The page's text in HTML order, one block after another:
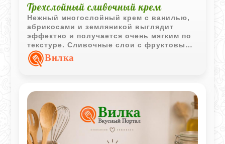
Трехслойный сливочный крем
Нежный многослойный крем с ванилью,
абрикосами и земляникой выглядит
эффектно и получается очень мягким по
текстуре. Сливочные слои с фруктовыми
нотками делают десерт одновременно
легким и насыщенным.
Вилка